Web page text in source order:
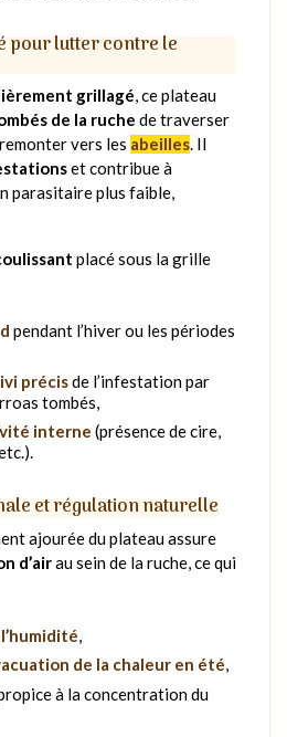
pour lutter contre le
grillagé, ce plateau
de la ruche de traverser
vers les abeilles. Il
et contribue à
parasitaire plus faible,
placé sous la grille
pendant l’hiver ou les périodes
précisde l’infestation par
tombés,
interne (présence de cire,
et régulation naturelle
ajourée du plateau assure
d’airau sein de la ruche, ce qui
,
de la chaleur en été,
à la concentration du